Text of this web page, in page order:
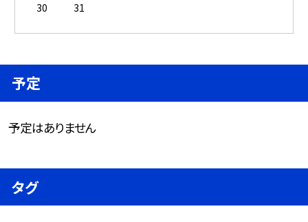
30
31
予定
予定はありません
タグ